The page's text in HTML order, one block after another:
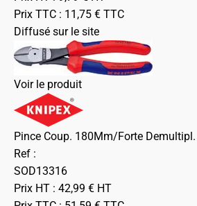
Prix TTC : 11,75 € TTC
Diffusé sur le site
Voir le produit
Pince Coup. 180Mm/Forte
Ref :
SOD13316
Prix HT : 42,99 € HT